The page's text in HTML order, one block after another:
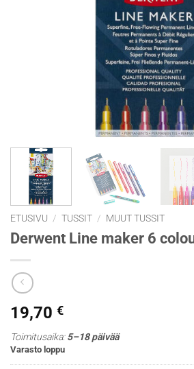
ETUSIVU / TUSSIT / MUUT TUSSIT
Derwent Line maker 6
19,70 €
Toimitusaika:5–18 päivää
Varasto loppu